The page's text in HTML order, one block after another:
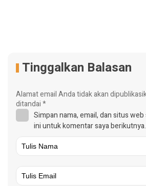
Tinggalkan Balasan
Alamat email Anda tidak akan
ditandai*
Simpan nama, email, dan situs
ini untuk komentar saya berikutnya.